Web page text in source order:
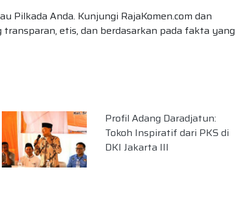
Pilkada Anda. Kunjungi RajaKomen.com dan
etis, dan berdasarkan pada fakta yang
Profil Adang Daradjatun:
Tokoh Inspiratif dari PKS di
DKI Jakarta III